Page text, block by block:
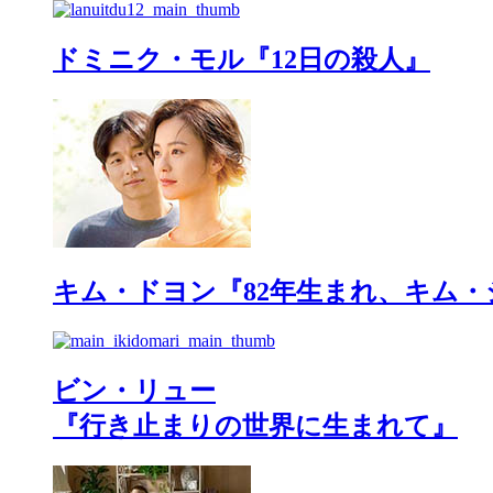
ドミニク・モル『12日の殺人』
キム・ドヨン『82年生まれ、キム
ビン・リュー
『行き止まりの世界に生まれて』